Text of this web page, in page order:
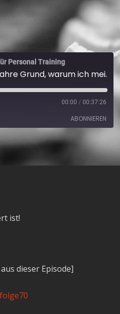
Personal Training
71: Das ist der wahre Grund, warum ich mein Personal Training Studio schließen musste
00:00 / 00:37:26
ABONNIEREN
ist!
dieser Episode]